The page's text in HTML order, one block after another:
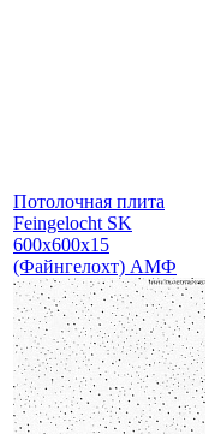
Потолочная плита
Feingelocht SK
600x600x15
(Файнгелохт) АМФ